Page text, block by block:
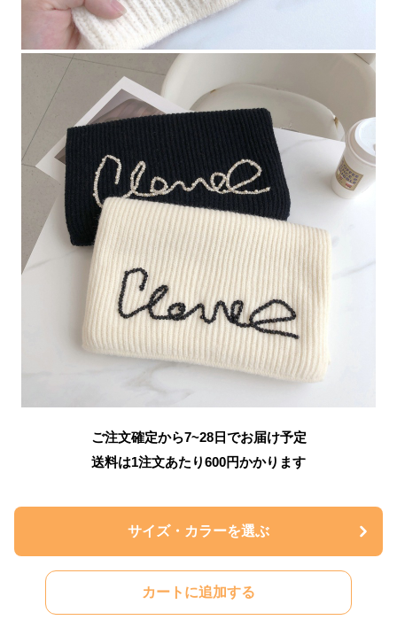
ご注文確定から7~28日でお届け予定
送料は1注文あたり600円かかります
サイズ・カラーを選ぶ
カートに追加する